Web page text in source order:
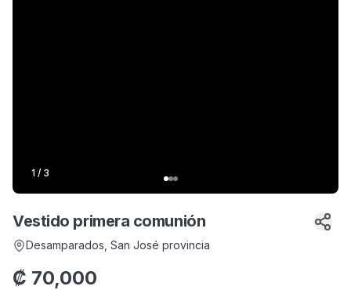
1 / 3
Vestido primera comunión
Desamparados , San José provincia
₡ 70,000